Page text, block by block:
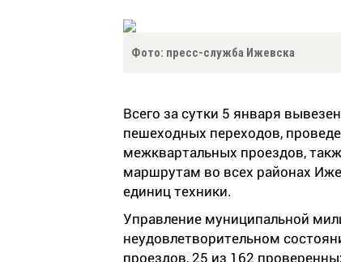
Фото: пресс-служба Ижевска
Всего за сутки 5 января
пешеходных переходов,
межквартальных проездов,
маршрутам во всех районах
единиц техники.
Управление муниципальной
неудовлетворительном
проездов, 25 из 162